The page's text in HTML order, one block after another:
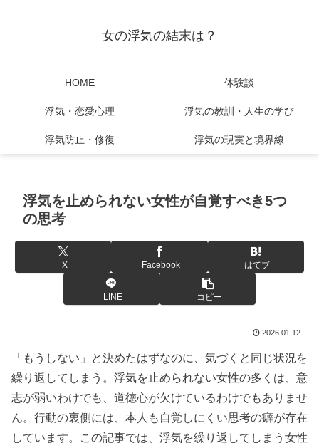
女の浮気の結末は？
HOME 体験談
浮気・恋愛心理 浮気の教訓・人生の学び
浮気防止・修復 浮気の現実と境界線
浮気を止められない女性が自覚すべき5つ
の思考
X Facebook はてブ
LINE コピー
2026.01.12
「もうしない」と決めたはずなのに、気づくと同じ状況を
繰り返してしまう。浮気を止められない女性の多くは、意
志が弱いわけでも、道徳心が欠けているわけでもありませ
ん。行動の裏側には、本人も自覚しにくい思考の癖が存在
しています。この記事では、浮気を繰り返してしまう女性